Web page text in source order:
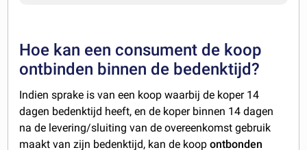
Hoe kan een consument de koop
ontbinden binnen de bedenktijd?
Indien sprake is van een koop waarbij de koper 14
dagen bedenktijd heeft, en de koper binnen 14 dagen
na de levering/sluiting van de overeenkomst gebruik
maakt van zijn bedenktijd, kan de koopontbonden